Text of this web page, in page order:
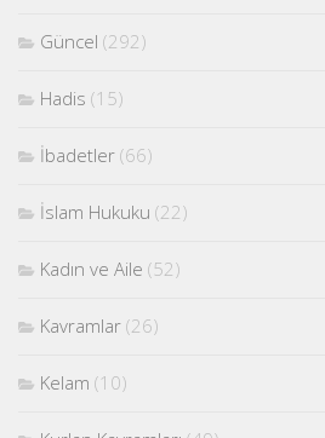
Güncel (292)
Hadis (15)
İbadetler (66)
İslam Hukuku (22)
Kadın ve Aile (52)
Kavramlar (26)
Kelam (10)